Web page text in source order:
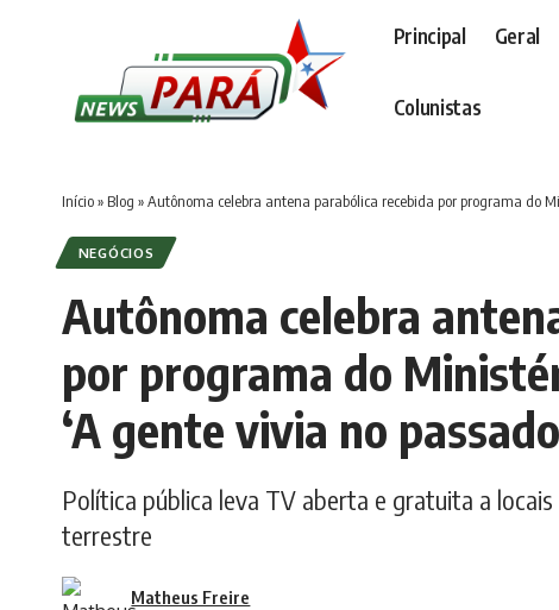
Principal Geral
Colunistas
Início» Blog »Autônoma celebra antena parabólica recebida por programa do
NEGÓCIOS
Autônoma celebra
por programa do
‘A gente vivia no
Política pública leva TV aberta e gratuita a
terrestre
Matheus Freire